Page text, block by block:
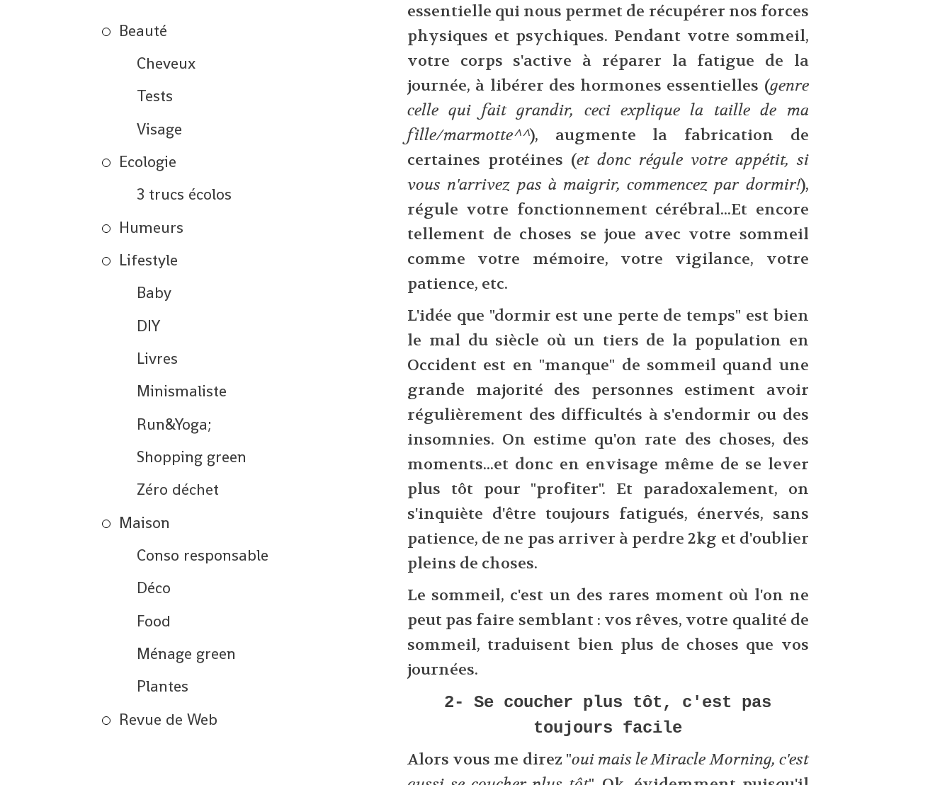
Beauté
Cheveux
Tests
Visage
Ecologie
3 trucs écolos
Humeurs
Lifestyle
Baby
DIY
Livres
Minismaliste
Run&Yoga;
Shopping green
Zéro déchet
Maison
Conso responsable
Déco
Food
Ménage green
Plantes
Revue de Web
essentielle qui nous permet de récupérer nos forces
physiques et psychiques. Pendant votre sommeil,
votre corps s'active à réparer la fatigue de la
journée, à libérer des hormones essentielles (genre
celle qui fait grandir, ceci explique la taille de ma
fille/marmotte^^), augmente la fabrication de
certaines protéines (et donc régule votre appétit, si
vous n'arrivez pas à maigrir, commencez par dormir!),
régule votre fonctionnement cérébral...Et encore
tellement de choses se joue avec votre sommeil
comme votre mémoire, votre vigilance, votre
patience, etc.
L'idée que "dormir est une perte de temps" est bien
le mal du siècle où un tiers de la population en
Occident est en "manque" de sommeil quand une
grande majorité des personnes estiment avoir
régulièrement des difficultés à s'endormir ou des
insomnies. On estime qu'on rate des choses, des
moments...et donc en envisage même de se lever
plus tôt pour "profiter". Et paradoxalement, on
s'inquiète d'être toujours fatigués, énervés, sans
patience, de ne pas arriver à perdre 2kg et d'oublier
pleins de choses.
Le sommeil, c'est un des rares moment où l'on ne
peut pas faire semblant : vos rêves, votre qualité de
sommeil, traduisent bien plus de choses que vos
journées.
2- Se coucher plus tôt, c'est pas
toujours facile
Alors vous me direz "oui mais le Miracle Morning, c'est